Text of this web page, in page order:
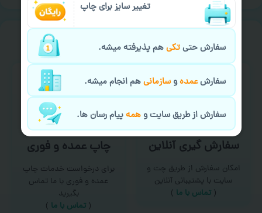
خیالت راحت از سفارش گیری
سفارش گیری آنلاین
امکان سفارش از طریق چت و
سایت با پشتیبانی آنلاین
( تماس با ما‌ )
چاپ عمده و فوری
برای درخواست خدمات چاپ
عمده و فوری با ما تماس
بگیرید
( تماس با ما )
تغییر سایز برای چاپ
سفارش حتیتکیهم پذیرفته میشه.
سفارشعمدهوسازمانیهم انجام میشه.
سفارش از طریق سایت وهمهپیام رسان ها.